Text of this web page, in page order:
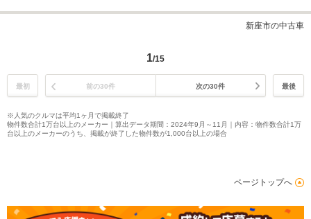
新座市の中古車
1/15
最初 前の30件 次の30件 最後
※人気のクルマは平均1ヶ月で掲載終了
物件数合計1万台以上のメーカー｜算出データ期間：2024年9月～11月｜内容：物件数合計1万
台以上のメーカーのうち、掲載が終了した物件数が1,000台以上の場合
ページトップへ